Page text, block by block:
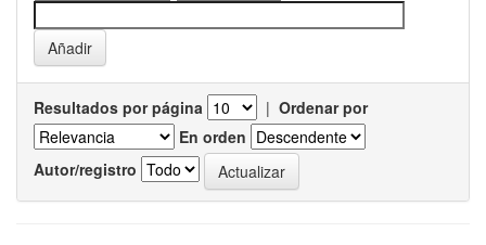
Resultados por página | Ordenar por
En orden
Autor/registro